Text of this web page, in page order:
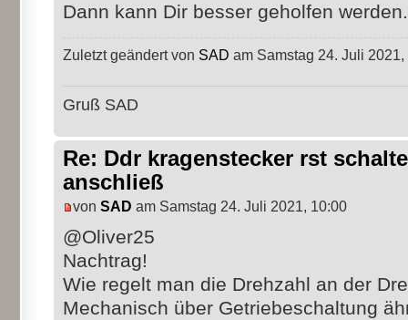
Dann kann Dir besser geholfen werden.
Zuletzt geändert von SAD am Samstag 24. Juli
Gruß SAD
Re: Ddr kragenstecker rst
anschließ
von SAD am Samstag 24. Juli 2021, 10:00
@Oliver25
Nachtrag!
Wie regelt man die Drehzahl an der
Mechanisch über Getriebeschaltung